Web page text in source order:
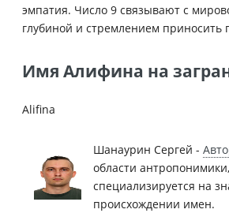
эмпатия. Число 9 связывают с
глубиной и стремлением приносить
Имя Алифина на
Alifina
Шанаурин Сергей -
области антропонимики,
специализируется на
происхождении имен.